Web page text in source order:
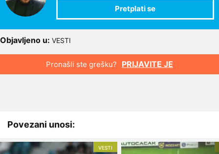
Objavljeno u: VESTI
Pronašli ste grešku? PRIJAVITE JE
Povezani unosi:
VESTI